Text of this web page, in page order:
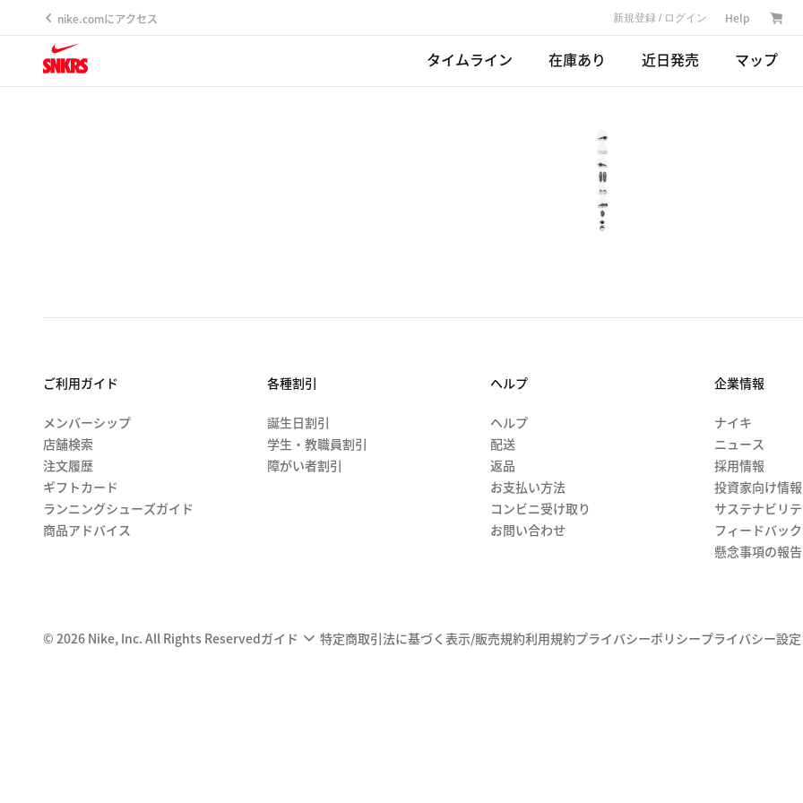
nike.comにアクセス 新規登録 / ログイン Help
タイムライン 在庫あり 近日発売 マップ
ご利用ガイド
メンバーシップ
店舗検索
注文履歴
ギフトカード
ランニングシューズガイド
商品アドバイス
各種割引
誕生日割引
学生・教職員割引
障がい者割引
ヘルプ
ヘルプ
配送
返品
お支払い方法
コンビニ受け取り
お問い合わせ
企業情報
ナイキ
ニュース
採用情報
投資家向け情報
サステナビリテ
フィードバック
懸念事項の報告
© 2026 Nike, Inc. All Rights Reservedガイド 特定商取引法に基づく表示/販売規約利用規約プライバシーポリシープライバシー設定